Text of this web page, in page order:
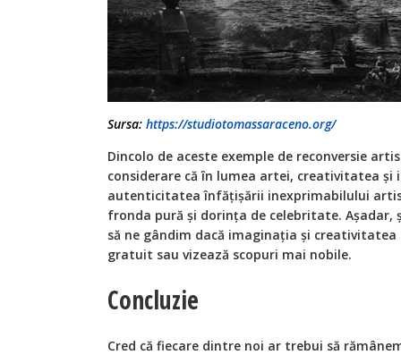
Sursa: https://studiotomassaraceno.org/
Dincolo de aceste exemple de reconversie
considerare că în lumea artei, creativitatea
autenticitatea înfățișării inexprimabilului
fronda pură și dorința de celebritate.
să ne gândim dacă imaginația și
gratuit sau vizează scopuri mai nobile.
Concluzie
Cred că fiecare dintre noi ar trebui să